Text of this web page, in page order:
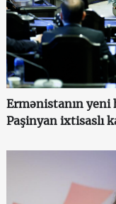
Ermənistanın
Paşinyan ixtisaslı